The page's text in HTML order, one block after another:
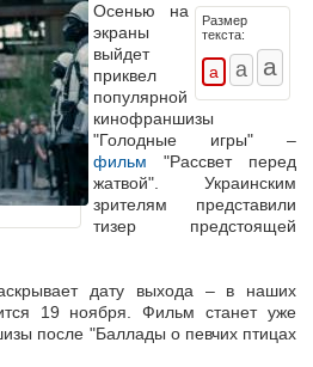
Размер
текста:
Осенью на
экраны
выйдет
приквел
популярной
кинофраншизы
"Голодные игры" –
фильм "Рассвет перед
жатвой". Украинским
зрителям представили
тизер предстоящей
дату выхода – в наших
19 ноября. Фильм станет уже
после "Баллады о певчих птицах